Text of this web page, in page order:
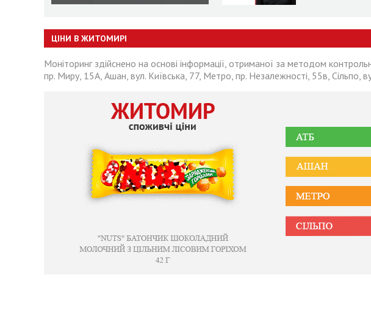
ЦІНИ В ЖИТОМИРІ
Моніторинг здійснено на основі інформації, отриманої за методом
пр. Миру, 15А, Ашан, вул. Київська, 77, Метро, пр. Незалежності, 55в, Сільпо,